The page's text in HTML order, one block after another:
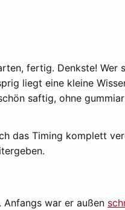
fertig. Denkste! Wer
liegt eine kleine
saftig, ohne
das Timing komplett
war er außen